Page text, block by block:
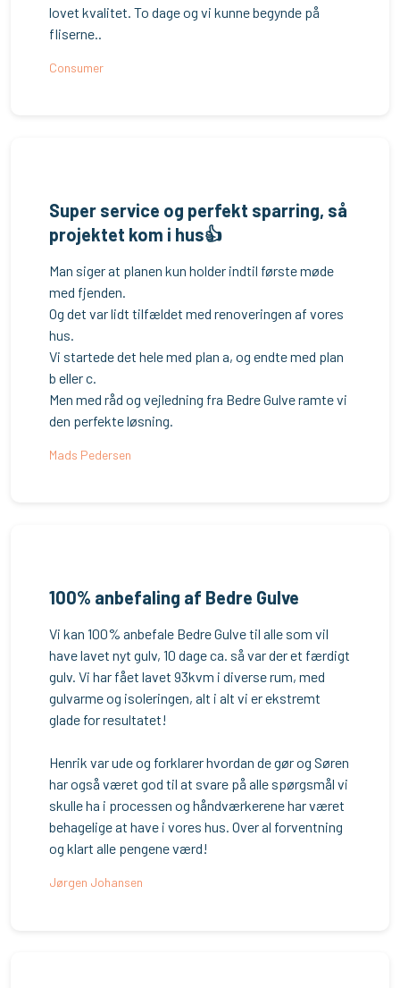
lovet kvalitet. To dage og vi kunne begynde på
fliserne..
Consumer
Super service og perfekt spar​ring, så
projektet kom i hus👍
​Man siger at planen kun holder indtil første møde
med fjenden.
Og det var lidt tilfældet med renoveringen af vores
hus.
Vi startede det hele med plan a, og endte med plan
b eller c.
Men med råd og vejledning fra Bedre Gulve ramte vi
den perfekte løsning.
Mads Pedersen
100% anbefaling af Bedre Gulve
Vi kan 100% anbefale Bedre Gulve til alle som vil
have lavet nyt gulv, 10 dage ca. så var der et færdigt
gulv. Vi har fået lavet 93kvm i diverse rum, med
gulvarme og isoleringen, alt i alt vi er ekstremt
glade for resultatet!
Henrik var ude og forklarer hvordan de gør og Søren
har også været god til at svare på alle spørgsmål vi
skulle ha i processen og håndværkerene har været
behagelige at have i vores hus. Over al forventning
og klart alle pengene værd!
Jørgen Johansen